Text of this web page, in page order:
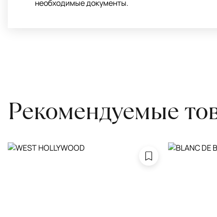
необходимые документы.
Рекомендуемые